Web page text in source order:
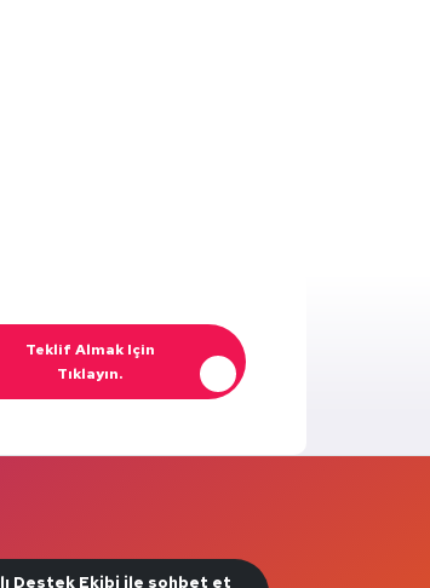
Teklif Almak Için
Tıklayın.
Destek Ekibi ile sohbet et